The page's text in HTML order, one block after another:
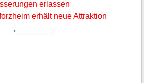
erlassen
erhält neue Attraktion